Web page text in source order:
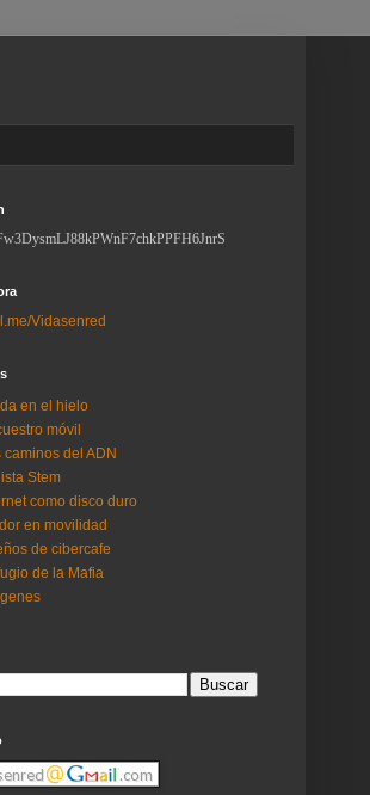
Vidasenred
en el hielo
móvil
caminos del ADN
Stem
como disco duro
en movilidad
de cibercafe
de la Mafia